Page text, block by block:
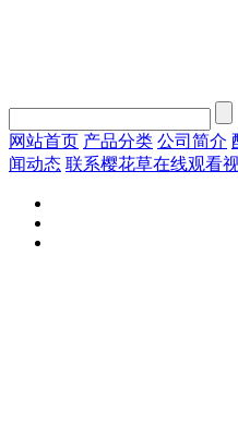
网站首页 产品分类 公司简介
闻动态 联系樱花草在线观看